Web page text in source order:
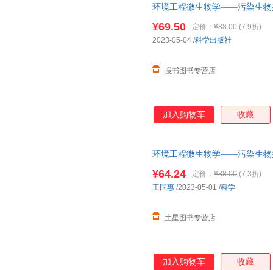
环境工程微生物学——污染生物
¥69.50 定价： ¥88.00 (7.9折)
搜书图书专营店
2023-05-04 /科学出版社
加入购物车 收藏
环境工程微生物学——污染生物
¥64.24 定价： ¥88.00 (7.3折)
土星图书专营店
王国惠 /2023-05-01 /科学
加入购物车 收藏